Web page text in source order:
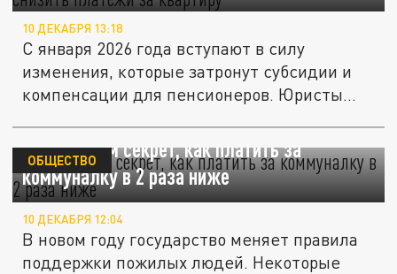
10 ДЕКАБРЯ 13:18
С января 2026 года вступают в силу
изменения, которые затронут субсидии и
компенсации для пенсионеров. Юристы...
Раскрываем секрет, как платить за
коммуналку в 2 раза ниже
ОБЩЕСТВО
10 ДЕКАБРЯ 12:04
В новом году государство меняет правила
поддержки пожилых людей. Некоторые